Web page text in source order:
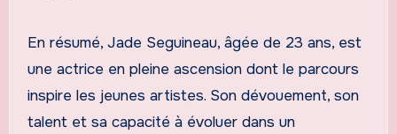
En résumé, Jade Seguineau, âgée de 23 ans, est
une actrice en pleine ascension dont le parcours
inspire les jeunes artistes. Son dévouement, son
talent et sa capacité à évoluer dans un